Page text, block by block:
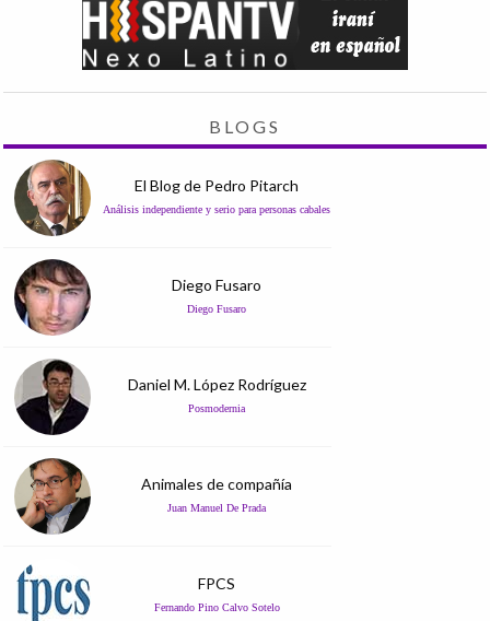
BLOGS
El Blog de Pedro Pitarch
Análisis independiente y serio para personas cabales
Diego Fusaro
Diego Fusaro
Daniel M. López Rodríguez
Posmodernia
Animales de compañía
Juan Manuel De Prada
FPCS
Fernando Pino Calvo Sotelo